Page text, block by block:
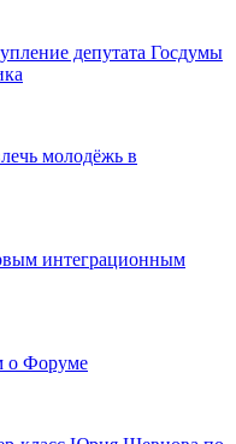
депутата Госдумы
молодёжь в
интеграционным
о Форуме